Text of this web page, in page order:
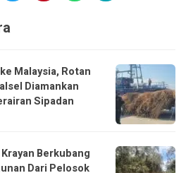
Malaysia, Rotan
Diamankan
Sipadan
Berkubang
Dari Pelosok